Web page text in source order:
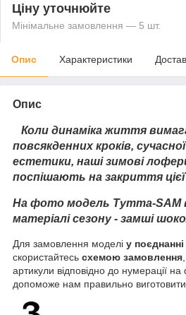
Ціну уточнюйте
Мінімальне замовлення — 5 шт.
Опис Характеристики
Опис
Коли динаміка життя
повсякденних кроків,
естетики, наші зимові
поспішають на закриття
На фото модель Тутта-SAM
матеріалі сезону - замші
Для замовлення моделі у поєднанні
скористайтесь схемою замовлення
артикули відповідно до нумерації
допоможе нам правильно